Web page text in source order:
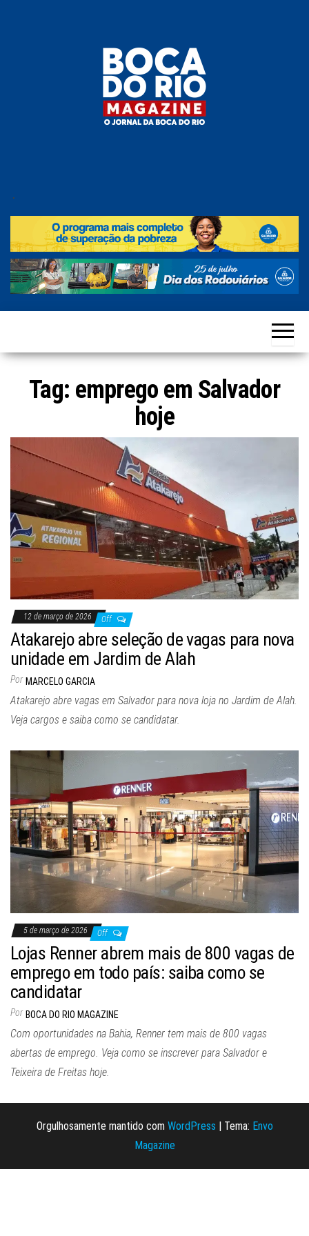
Magazine
do Rio
e
região!
.
Tag: emprego em Salvador
hoje
12 de março de 2026 Off
Atakarejo abre seleção de vagas para nova
unidade em Jardim de Alah
Por MARCELO GARCIA
Atakarejo abre vagas em Salvador para nova loja no Jardim de Alah.
Veja cargos e saiba como se candidatar.
5 de março de 2026 Off
Lojas Renner abrem mais de 800 vagas de
emprego em todo país: saiba como se
candidatar
Por BOCA DO RIO MAGAZINE
Com oportunidades na Bahia, Renner tem mais de 800 vagas
abertas de emprego. Veja como se inscrever para Salvador e
Teixeira de Freitas hoje.
Orgulhosamente mantido com WordPress | Tema: Envo
Magazine